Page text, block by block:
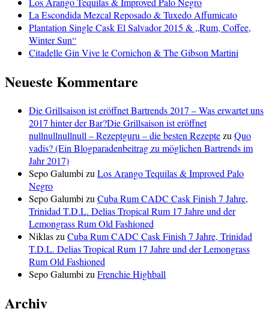
La Escondida Mezcal Reposado & Tuxedo Affumicato
Plantation Single Cask El Salvador 2015 & „Rum, Coffee,
Winter Sun“
Citadelle Gin Vive le Cornichon & The Gibson Martini
Neueste Kommentare
Die Grillsaison ist eröffnet Bartrends 2017 – Was erwartet uns
2017 hinter der Bar?Die Grillsaison ist eröffnet
nullnullnullnull – Rezeptguru – die besten Rezeptezu Quo
vadis? (Ein Blogparadenbeitrag zu möglichen Bartrends im
Jahr 2017)
Sepo Galumbi zu Los Arango Tequilas & Improved Palo
Negro
Sepo Galumbi zu Cuba Rum CADC Cask Finish 7 Jahre,
Trinidad T.D.L. Delias Tropical Rum 17 Jahre und der
Lemongrass Rum Old Fashioned
Niklaszu Cuba Rum CADC Cask Finish 7 Jahre, Trinidad
T.D.L. Delias Tropical Rum 17 Jahre und der Lemongrass
Rum Old Fashioned
Sepo Galumbi zu Frenchie Highball
Archiv